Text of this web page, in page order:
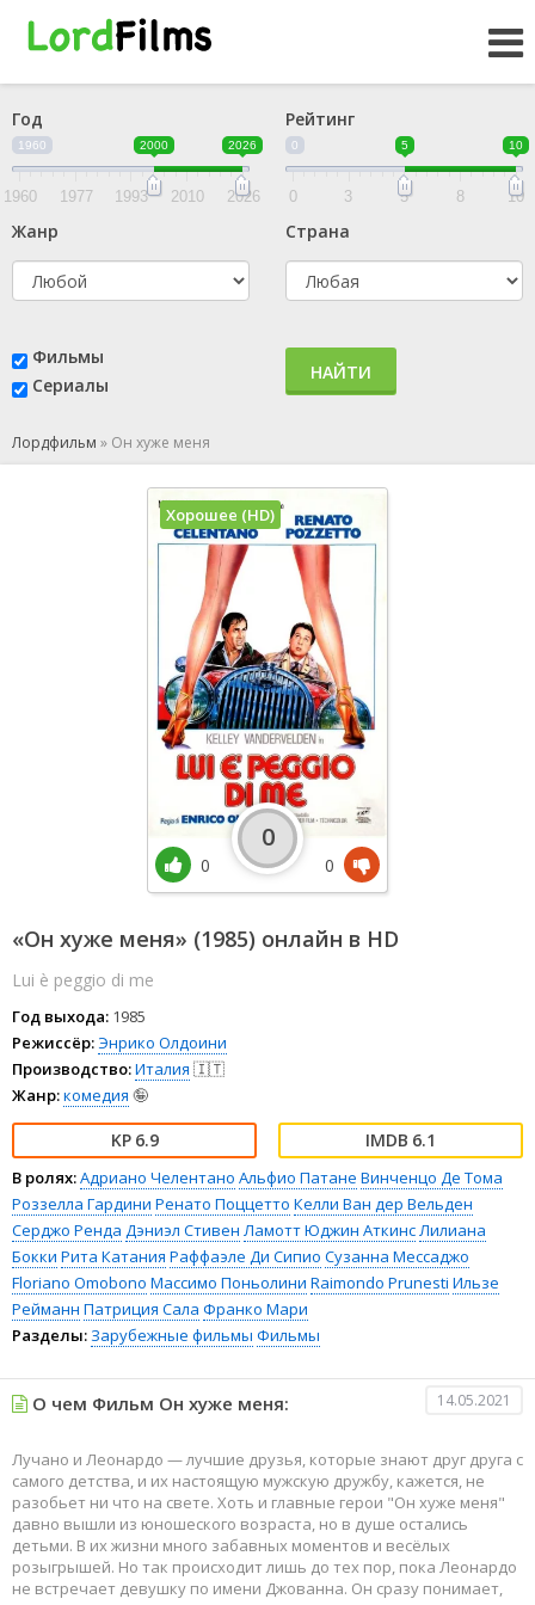
Год
1960 2000 2026
1960 1977 1993 2010 2026
Рейтинг
0 5 10
0 3 5 8 10
Жанр Страна
Фильмы
Сериалы
НАЙТИ
Лордфильм » Он хуже меня
«Он хуже меня» (1985) онлайн в HD
Lui è peggio di me
Год выхода: 1985
Режиссёр:Энрико Олдоини
Производство:Италия 🇮🇹
Жанр:комедия 🤪
6.9 6.1
В ролях:Адриано Челентано Альфио Патане Винченцо Де Тома
Роззелла Гардини Ренато Поццетто Келли Ван дер Вельден
Серджо Ренда Дэниэл Стивен Ламотт Юджин АткинсЛилиана
Бокки Рита Катания Раффаэле Ди Сипио Сузанна Мессаджо
Floriano Omobono Массимо Поньолини Raimondo Prunesti Ильзе
Рейманн Патриция Сала Франко Мари
Разделы: Зарубежные фильмы Фильмы
Хорошее (HD)
0
0
0
О чем Фильм Он хуже меня: 14.05.2021
Лучано и Леонардо — лучшие друзья, которые знают друг друга с
самого детства, и их настоящую мужскую дружбу, кажется, не
разобьет ни что на свете. Хоть и главные герои "Он хуже меня"
давно вышли из юношеского возраста, но в душе остались
детьми. В их жизни много забавных моментов и весёлых
розыгрышей. Но так происходит лишь до тех пор, пока Леонардо
не встречает девушку по имени Джованна. Он сразу понимает,